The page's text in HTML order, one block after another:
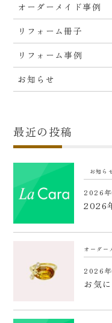
オーダーメイド事例
リフォーム冊子
リフォーム事例
お知らせ
最近の投稿
お知ら
2026
2026
オーダー
2026
お気